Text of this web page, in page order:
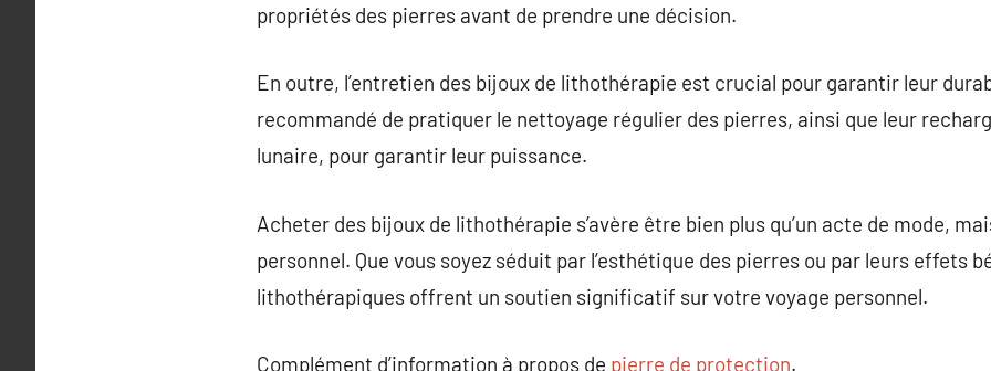
propriétés des pierres avant de prendre une décision.
En outre, l’entretien des bijoux de lithothérapie est crucial pour garantir leur
recommandé de pratiquer le nettoyage régulier des pierres, ainsi que leur
lunaire, pour garantir leur puissance.
Acheter des bijoux de lithothérapie s’avère être bien plus qu’un acte de mode,
personnel. Que vous soyez séduit par l’esthétique des pierres ou par leurs effets
lithothérapiques offrent un soutien significatif sur votre voyage personnel.
Complément d’information à propos de pierre de protection.